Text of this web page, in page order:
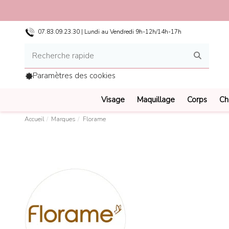
07.83.09.23.30 | Lundi au Vendredi 9h-12h/14h-17h
Paramètres des cookies
Visage Maquillage Corps
Accueil Marques Florame